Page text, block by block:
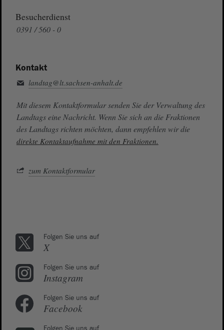
Besucherdienst
0391 / 560 - 0
Kontakt
landtag@lt.sachsen-anhalt.de
Mit diesem Kontaktformular senden Sie der Verwaltung des
Landtags eine Nachricht. Wenn Sie sich an die Fraktionen
des Landtags richten möchten, dann empfehlen wir die
direkte Kontaktaufnahme mit den Fraktionen.
zum Kontaktformular
Folgen Sie uns auf
X
Folgen Sie uns auf
Instagram
Folgen Sie uns auf
Facebook